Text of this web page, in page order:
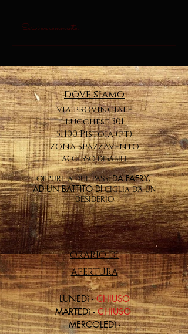
Scrivi un commento...
dove siamo
via provinciale
lucchese 301
51100 Pistoia (pt)
zona spazzavento
ACCESSO DISABILI
OPPURE A DUE PASSI DA FAERY,
AD UN BATTITO DICIGLIA DA UN
DESIDERIO
ORARIO DI
APERTURA
LUNEDì -CHIUSO
MARTEDì -CHIUSO
MERCOLEDì -